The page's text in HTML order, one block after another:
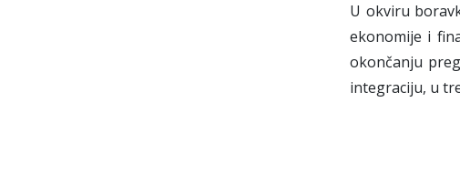
U okviru
ekonomije i
okončanju
integraciju, u